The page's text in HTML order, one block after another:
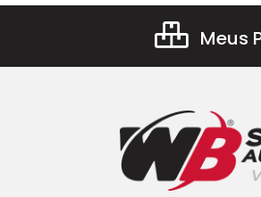
Meus